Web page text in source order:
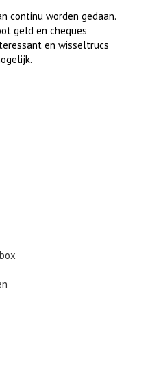
continu worden gedaan.
geld en cheques
en wisseltrucs